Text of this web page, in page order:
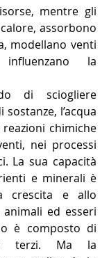
mentre gli
assorbono
modellano venti
la
di sciogliere
sostanze, l’acqua
chimiche
nei processi
La sua capacità
e minerali è
crescita e allo
ed esseri
è composto di
terzi. Ma la